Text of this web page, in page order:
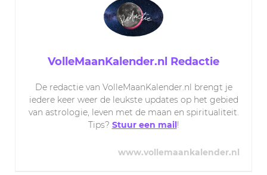
VolleMaanKalender.nl Redactie
De redactie van VolleMaanKalender.nl brengt je
iedere keer weer de leukste updates op het gebied
van astrologie, leven met de maan en spiritualiteit.
Tips? Stuur een mail !
www.vollemaankalender.nl